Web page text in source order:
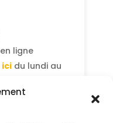
ligne
icidu lundi au
par